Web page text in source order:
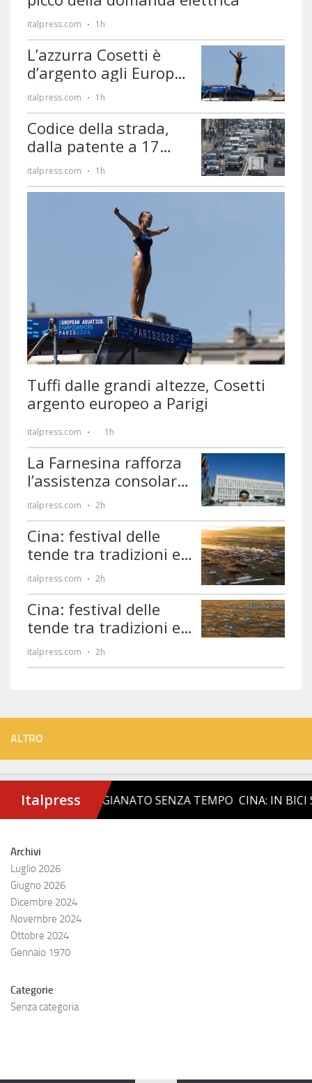
ALTRO
Archivi
Luglio 2026
Giugno 2026
Dicembre 2024
Novembre 2024
Ottobre 2024
Gennaio 1970
Categorie
Senza categoria